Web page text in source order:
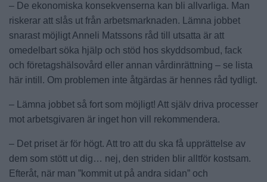
– De ekonomiska konsekvenserna kan bli allvarliga. Man
riskerar att slås ut från arbetsmarknaden. Lämna jobbet
snarast möjligt Anneli Matssons råd till utsatta är att
omedelbart söka hjälp och stöd hos skyddsombud, fack
och företagshälsovård eller annan vårdinrättning – se lista
här intill. Om problemen inte åtgärdas är hennes råd tydligt.
– Lämna jobbet så fort som möjligt! Att själv driva processer
mot arbetsgivaren är inget hon vill rekommendera.
– Det priset är för högt. Att tro att du ska få upprättelse av
dem som stött ut dig… nej, den striden blir alltför kostsam.
Efteråt, när man ”kommit ut på andra sidan” och